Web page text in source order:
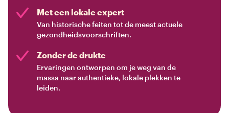
Met een lokale expert
Van historische feiten tot de meest actuele
gezondheidsvoorschriften.
Zonder de drukte
Ervaringen ontworpen om je weg van de
massa naar authentieke, lokale plekken te
leiden.